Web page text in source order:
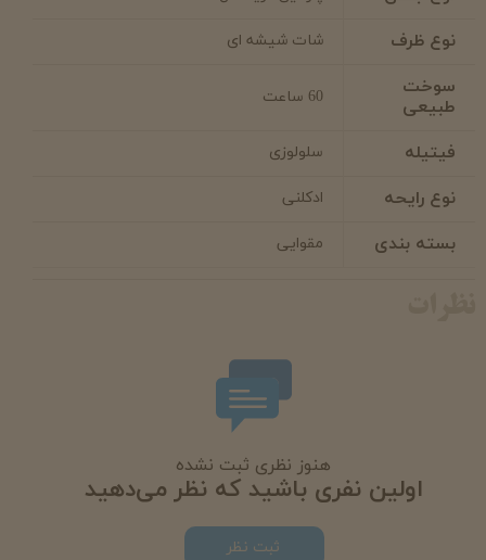
نوع ظرف شات شیشه ای
سوخت
طبیعی
60 ساعت
فیتیله سلولوزی
نوع رایحه ادکلنی
بسته بندی مقوایی
هنوز نظری ثبت نشده
اولین نفری باشید که نظر می‌دهید
ثبت نظر